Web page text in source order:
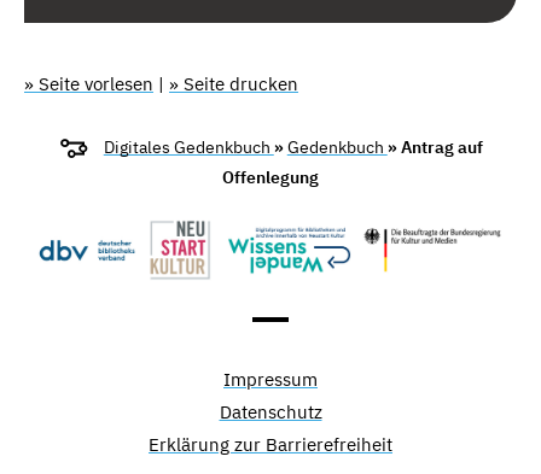
» Seite vorlesen | » Seite drucken
Digitales Gedenkbuch »Gedenkbuch » Antrag auf
Offenlegung
Impressum
Datenschutz
Erklärung zur Barrierefreiheit